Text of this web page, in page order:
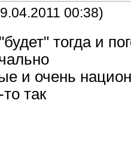
00:38)
тогда и
и очень
так